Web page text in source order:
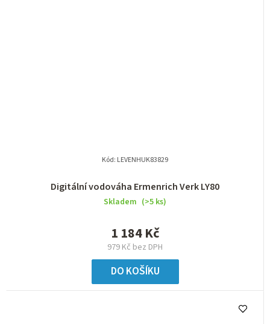
Digitální vodováha Ermenrich Verk LY80
Skladem (>5 ks)
979 Kč bez DPH
1 184 Kč
DO KOŠÍKU
Kód: LEVENHUK83829